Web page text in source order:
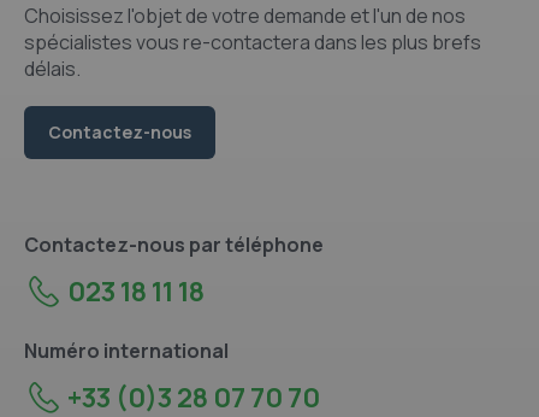
Choisissez l'objet de votre demande et l'un de nos
spécialistes vous re-contactera dans les plus brefs
délais.
Contactez-nous
Contactez-nous par téléphone
023 18 11 18
Numéro international
+33 (0)3 28 07 70 70